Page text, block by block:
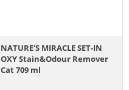
NATURE'S MIRACLE SET-IN
OXY Stain&Odour Remover
Cat 709 ml